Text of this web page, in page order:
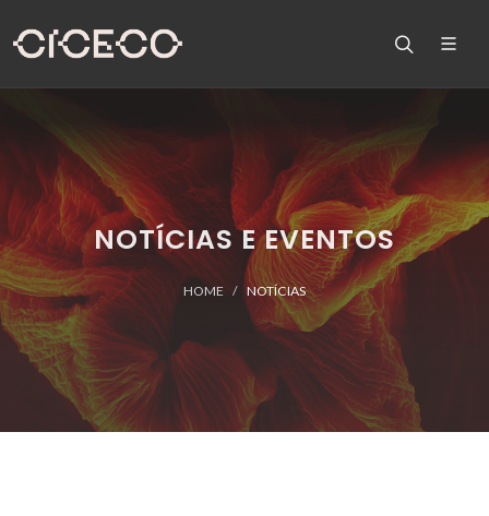
NOTÍCIAS E EVENTOS
HOME NOTÍCIAS